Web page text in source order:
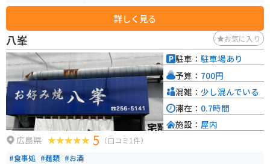
テイクアウトをして、海を見ながら食べることもできます。
詳しく見る
八峯 お気に入り
広島県 5 （口コミ1件）
#食事処 #麺類 #お酒
駐車： 駐車場あり
予算： 700円
混雑： 少し混んでいる
滞在： 0.7時間
施設： 屋内